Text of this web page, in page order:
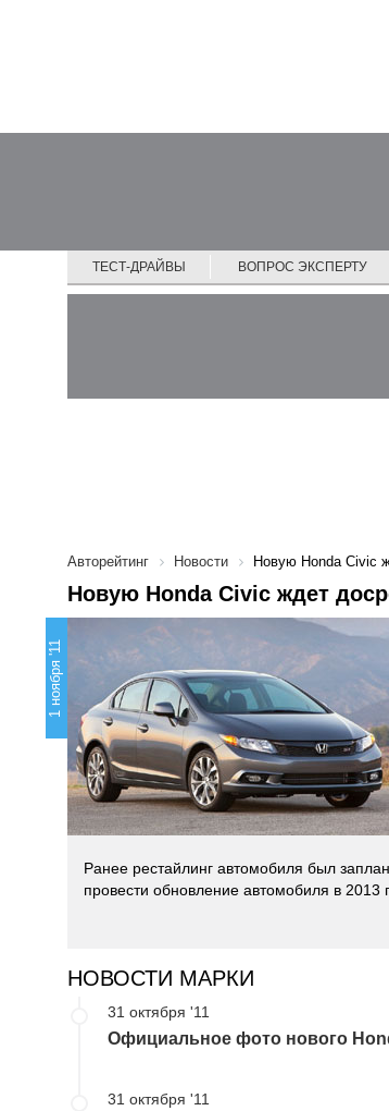
ТЕСТ-ДРАЙВЫ ВОПРОС ЭКСПЕРТУ
Авторейтинг Новости Новую Honda Civic
Новую Honda Civic ждет
1 ноября '11
Ранее рестайлинг автомобиля был
провести обновление автомобиля в 2013
НОВОСТИ МАРКИ
31 октября '11
Официальное фото нового
31 октября '11